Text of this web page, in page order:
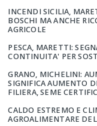
INCENDI SICILIA,
BOSCHI MA ANCHE
AGRICOLE
PESCA, MARETTI:
CONTINUITA' PER
GRANO, MICHELINI:
SIGNIFICA AUMENTO
FILIERA, SEME
CALDO ESTREMO E
AGROALIMENTARE